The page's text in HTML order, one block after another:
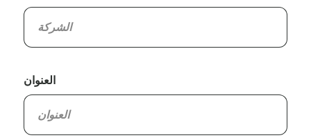
العنوان